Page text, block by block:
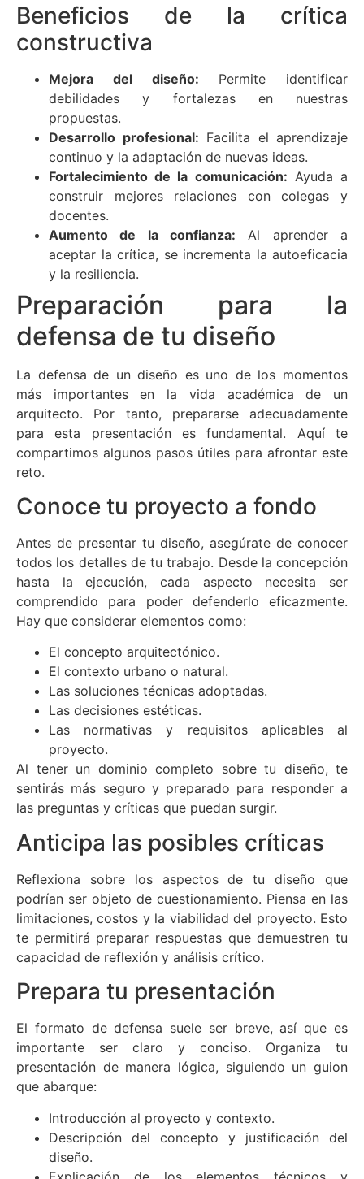
Beneficios de la crítica
constructiva
Mejora del diseño: Permite identificar
debilidades y fortalezas en nuestras
propuestas.
Desarrollo profesional: Facilita el aprendizaje
continuo y la adaptación de nuevas ideas.
Fortalecimiento de la comunicación: Ayuda a
construir mejores relaciones con colegas y
docentes.
Aumento de la confianza: Al aprender a
aceptar la crítica, se incrementa la autoeficacia
y la resiliencia.
Preparación para la
defensa de tu diseño
La defensa de un diseño es uno de los momentos
más importantes en la vida académica de un
arquitecto. Por tanto, prepararse adecuadamente
para esta presentación es fundamental. Aquí te
compartimos algunos pasos útiles para afrontar este
reto.
Conoce tu proyecto a fondo
Antes de presentar tu diseño, asegúrate de conocer
todos los detalles de tu trabajo. Desde la concepción
hasta la ejecución, cada aspecto necesita ser
comprendido para poder defenderlo eficazmente.
Hay que considerar elementos como:
El concepto arquitectónico.
El contexto urbano o natural.
Las soluciones técnicas adoptadas.
Las decisiones estéticas.
Las normativas y requisitos aplicables al
proyecto.
Al tener un dominio completo sobre tu diseño, te
sentirás más seguro y preparado para responder a
las preguntas y críticas que puedan surgir.
Anticipa las posibles críticas
Reflexiona sobre los aspectos de tu diseño que
podrían ser objeto de cuestionamiento. Piensa en las
limitaciones, costos y la viabilidad del proyecto. Esto
te permitirá preparar respuestas que demuestren tu
capacidad de reflexión y análisis crítico.
Prepara tu presentación
El formato de defensa suele ser breve, así que es
importante ser claro y conciso. Organiza tu
presentación de manera lógica, siguiendo un guion
que abarque:
Introducción al proyecto y contexto.
Descripción del concepto y justificación del
diseño.